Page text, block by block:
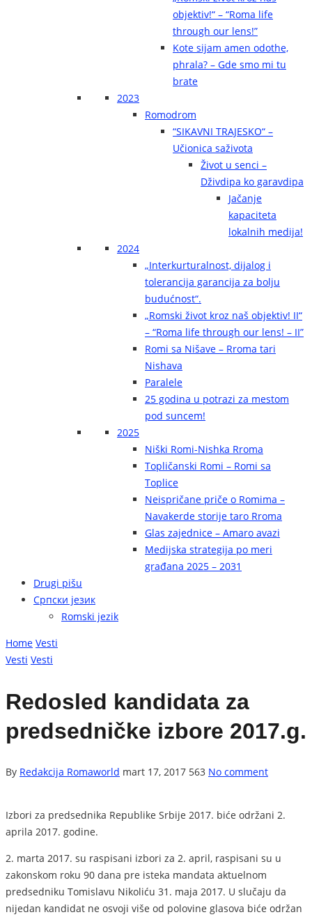
objektiv!“ – “Roma life
through our lens!”
Kote sijam amen odothe,
phrala? – Gde smo mi tu
brate
2023
Romodrom
“SIKAVNI TRAJESKO“ –
Učionica saživota
Život u senci –
Dživdipa ko garavdipa
Jačanje
kapaciteta
lokalnih medija!
2024
„Interkurturalnost, dijalog i
tolerancija garancija za bolju
budućnost“.
„Romski život kroz naš objektiv! II“
– “Roma life through our lens! – II”
Romi sa Nišave – Rroma tari
Nishava
Paralele
25 godina u potrazi za mestom
pod suncem!
2025
Niški Romi-Nishka Rroma
Topličanski Romi – Romi sa
Toplice
Neispričane priče o Romima –
Navakerde storije taro Rroma
Glas zajednice – Amaro avazi
Medijska strategija po meri
građana 2025 – 2031
Drugi pišu
Српски језик
Romski jezik
Home Vesti
Vesti Vesti
Redosled kandidata za
predsedničke izbore 2017.g.
By Redakcija Romaworld mart 17, 2017 563 No comment
Izbori za predsednika Republike Srbije 2017. biće održani 2.
aprila 2017. godine.
2. marta 2017. su raspisani izbori za 2. april, raspisani su u
zakonskom roku 90 dana pre isteka mandata aktuelnom
predsedniku Tomislavu Nikoliću 31. maja 2017. U slučaju da
nijedan kandidat ne osvoji više od polovine glasova biće održan